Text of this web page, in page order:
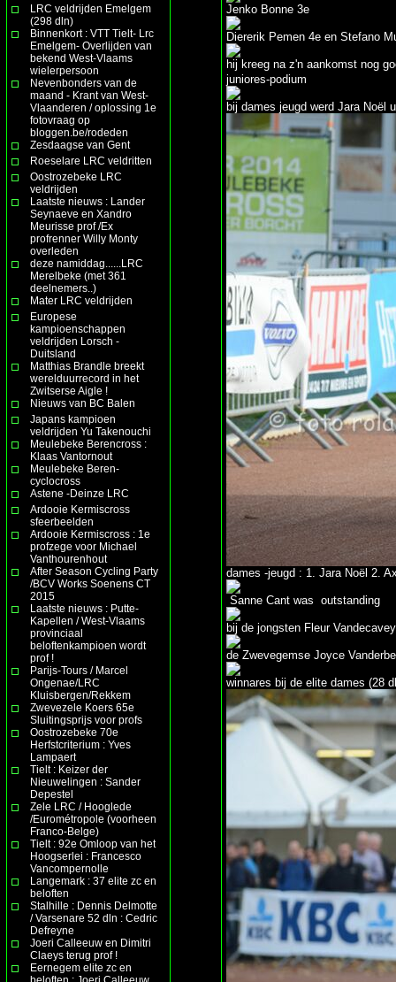
LRC veldrijden Emelgem
(298 dln)
Binnenkort : VTT Tielt- Lrc
Emelgem- Overlijden van
bekend West-Vlaams
wielerpersoon
Nevenbonders van de
maand - Krant van West-
Vlaanderen / oplossing 1e
fotovraag op
bloggen.be/rodeden
Zesdaagse van Gent
Roeselare LRC veldritten
Oostrozebeke LRC
veldrijden
Laatste nieuws : Lander
Seynaeve en Xandro
Meurisse prof /Ex
profrenner Willy Monty
overleden
deze namiddag......LRC
Merelbeke (met 361
deelnemers..)
Mater LRC veldrijden
Europese
kampioenschappen
veldrijden Lorsch -
Duitsland
Matthias Brandle breekt
werelduurrecord in het
Zwitserse Aigle !
Nieuws van BC Balen
Japans kampioen
veldrijden Yu Takenouchi
Meulebeke Berencross :
Klaas Vantornout
Meulebeke Beren-
cyclocross
Astene -Deinze LRC
Ardooie Kermiscross
sfeerbeelden
Ardooie Kermiscross : 1e
profzege voor Michael
Vanthourenhout
After Season Cycling Party
/BCV Works Soenens CT
2015
Laatste nieuws : Putte-
Kapellen / West-Vlaams
provinciaal
beloftenkampioen wordt
prof !
Parijs-Tours / Marcel
Ongenae/LRC
Kluisbergen/Rekkem
Zwevezele Koers 65e
Sluitingsprijs voor profs
Oostrozebeke 70e
Herfstcriterium : Yves
Lampaert
Tielt : Keizer der
Nieuwelingen : Sander
Depestel
Zele LRC / Hooglede
/Eurométropole (voorheen
Franco-Belge)
Tielt : 92e Omloop van het
Hoogserlei : Francesco
Vancompernolle
Langemark : 37 elite zc en
beloften
Stalhille : Dennis Delmotte
/ Varsenare 52 dln : Cedric
Defreyne
Joeri Calleeuw en Dimitri
Claeys terug prof !
Eernegem elite zc en
Jenko Bonne 3e
Diererik Pemen 4e en Stefano
hij kreeg na z'n aankomst nog
juniores-podium
bij dames jeugd werd Jara Noël
dames -jeugd : 1. Jara Noël 2.
Sanne Cant was outstanding
bij de jongsten Fleur
de Zwevegemse Joyce
winnares bij de elite dames (28